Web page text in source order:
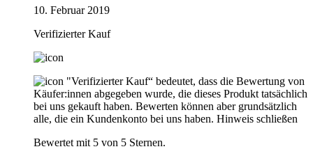
10. Februar 2019
Verifizierter Kauf
"Verifizierter Kauf“ bedeutet, dass die Bewertung von
Käufer:innen abgegeben wurde, die dieses Produkt tatsächlich
bei uns gekauft haben. Bewerten können aber grundsätzlich
alle, die ein Kundenkonto bei uns haben. Hinweis schließen
Bewertet mit 5 von 5 Sternen.